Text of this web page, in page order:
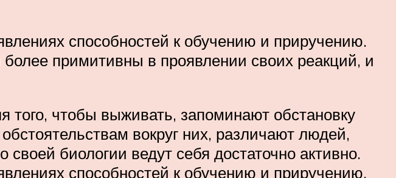
способностей к обучению и приручению.
примитивны в проявлении своих реакций, и
того, чтобы выживать, запоминают обстановку
вокруг них, различают людей,
биологии ведут себя достаточно активно.
способностей к обучению и приручению.